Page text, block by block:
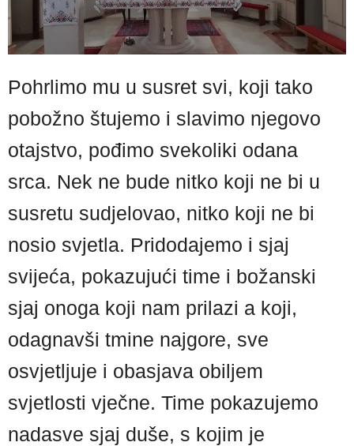
Pohrlimo mu u susret svi, koji tako
pobožno štujemo i slavimo njegovo
otajstvo, pođimo svekoliki odana
srca. Nek ne bude nitko koji ne bi u
susretu sudjelovao, nitko koji ne bi
nosio svjetla. Pridodajemo i sjaj
svijeća, pokazujući time i božanski
sjaj onoga koji nam prilazi a koji,
odagnavši tmine najgore, sve
osvjetljuje i obasjava obiljem
svjetlosti vječne. Time pokazujemo
nadasve sjaj duše, s kojim je